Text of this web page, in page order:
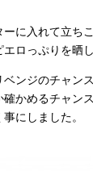
に入れて立ち
ロっぷりを晒し
ンジのチャン
かめるチャン
にしました。